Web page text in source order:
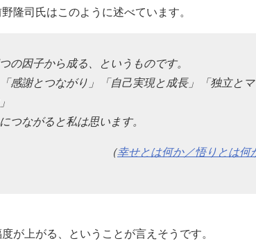
隆司氏はこのように述べています。
の因子から成る、というものです。
感謝とつながり」「自己実現と成長」「独立と
つながると私は思います。
（幸せとは何か／悟りとは何
が上がる、ということが言えそうです。